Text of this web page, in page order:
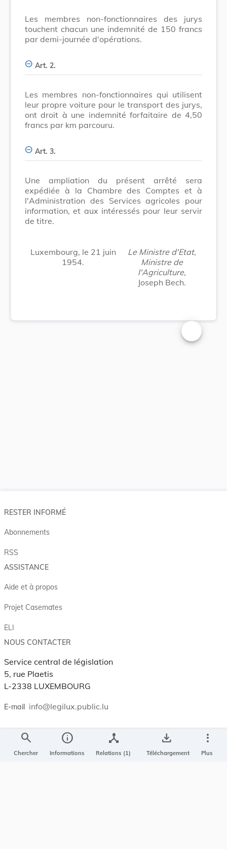
Les membres non-fonctionnaires des jurys
touchent chacun une indemnité de 150 francs
par demi-journée d'opérations.
Art. 2.
Les membres non-fonctionnaires qui utilisent
leur propre voiture pour le transport des jurys,
ont droit à une indemnité forfaitaire de 4,50
francs par km parcouru.
Art. 3.
Une ampliation du présent arrêté sera
expédiée à la Chambre des Comptes et à
l'Administration des Services agricoles pour
information, et aux intéressés pour leur servir
de titre.
Luxembourg, le 21 juin
1954.
Le Ministre d'Etat,
Ministre de
l'Agriculture,
Joseph Bech.
Changer la
search
Chercher
info
Informations
device_hub
Relations (1)
save_alt
Téléchargement
more_vert
Plus
RESTER INFORMÉ
Abonnements
RSS
ASSISTANCE
Aide et à propos
Projet Casemates
ELI
NOUS CONTACTER
Service central de législation
5, rue Plaetis
L-2338 LUXEMBOURG
E-mail info@legilux.public.lu
My LegiBox , votre espace personnel.
Se connecter